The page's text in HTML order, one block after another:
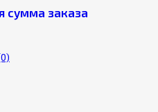
сумма заказа